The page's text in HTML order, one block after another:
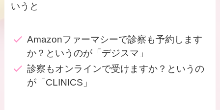
いうと
Amazonファーマシーで診察も予約します
か？というのが「デジスマ」
診察もオンラインで受けますか？というの
が「CLINICS」